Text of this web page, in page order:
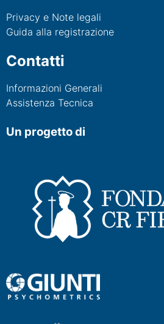
Privacy e Note legali
Guida alla registrazione
Contatti
Informazioni Generali
Assistenza Tecnica
Un progetto di